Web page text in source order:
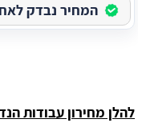
המחיר נבדק
להלן מחירון עבודות